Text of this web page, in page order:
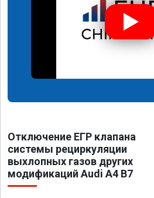
Отключение ЕГР клапана
системы рециркуляции
выхлопных газов других
модификаций Audi A4 B7